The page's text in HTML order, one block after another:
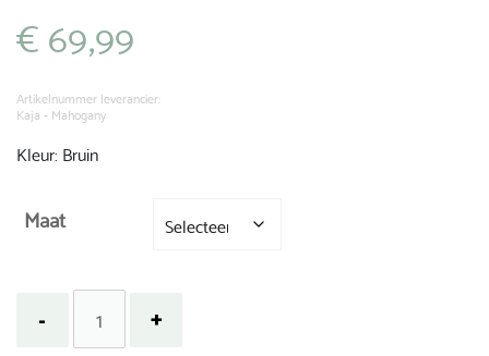
€69,99
Artikelnummer leverancier:
Kaja - Mahogany
Kleur: Bruin
Maat